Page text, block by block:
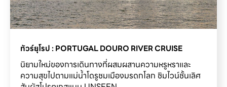
ทัวร์ยุโรป : PORTUGAL DOURO RIVER CRUISE
นิยามใหม่ของการเดินทางที่ผสมผสานความหรูหราและ
ความสุขไปตามแม่น้ำโดรูชมเมืองมรดกโลก ชิมไวน์ชั้นเลิศ